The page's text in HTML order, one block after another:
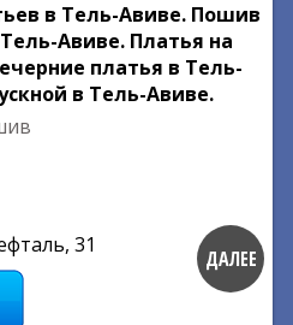
в Тель-Авиве. Пошив
Авиве. Платья на
платья в Тель-
в Тель-Авиве.
31
ДАЛЕЕ